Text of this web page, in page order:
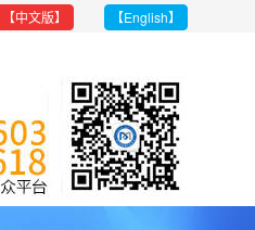
【中文版】 【English】